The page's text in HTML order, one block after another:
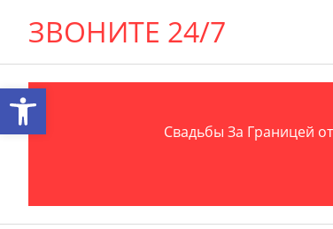
ЗВОНИТЕ 24/7
Свадьбы За Границей
Открыть панель инструментов